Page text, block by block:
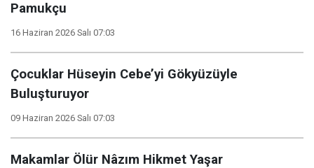
Pamukçu
16 Haziran 2026 Salı 07:03
Çocuklar Hüseyin Cebe’yi Gökyüzüyle
Buluşturuyor
09 Haziran 2026 Salı 07:03
Makamlar Ölür Nâzım Hikmet Yaşar